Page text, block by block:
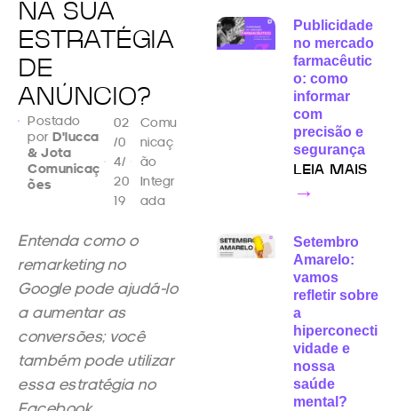
NA SUA
ESTRATÉGIA
DE
ANÚNCIO?
Postado
porD'lucca
& Jota
Comunicaç
ões
02
/0
4/
20
19
Comu
nicaç
ão
Integr
ada
Entenda como o
remarketing no
Google pode ajudá-lo
a aumentar as
conversões; você
também pode utilizar
essa estratégia no
Publicidade
no mercado
farmacêutic
o: como
informar
com
precisão e
segurança
LEIA MAIS
→
Setembro
Amarelo:
vamos
refletir sobre
a
hiperconecti
vidade e
nossa
saúde
mental?